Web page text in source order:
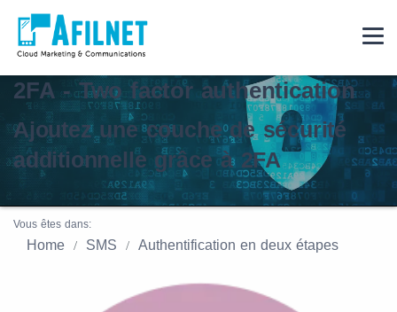
2FA - Two factor authentication
Ajoutez une couche de sécurité
additionnelle grâce à 2FA
Vous êtes dans:
Home SMS Authentification en deux étapes